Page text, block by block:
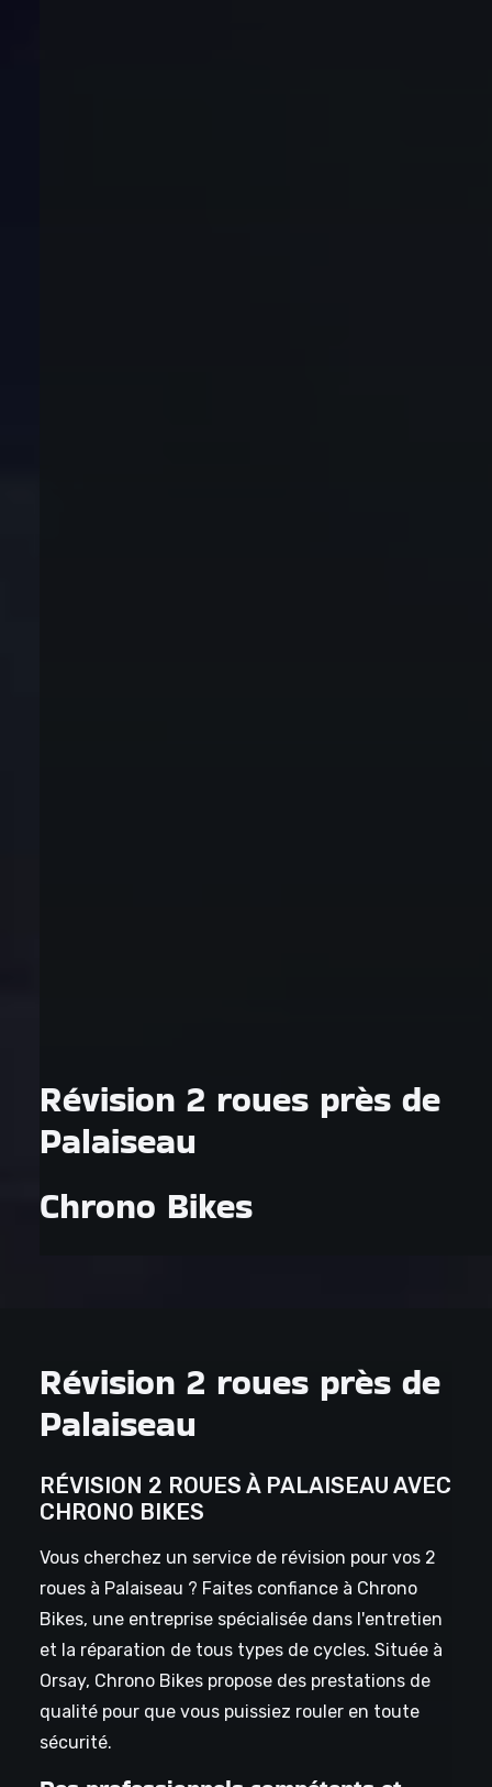
Révision 2 roues près de
Palaiseau
Chrono Bikes
Révision 2 roues près de
Palaiseau
RÉVISION 2 ROUES À PALAISEAU AVEC
CHRONO BIKES
Vous cherchez un service de révision pour vos 2
roues à Palaiseau ? Faites confiance à Chrono
Bikes, une entreprise spécialisée dans l'entretien
et la réparation de tous types de cycles. Située à
Orsay, Chrono Bikes propose des prestations de
qualité pour que vous puissiez rouler en toute
sécurité.